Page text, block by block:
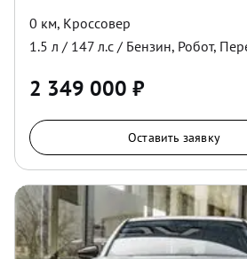
0 км, Кроссовер
1.5 л / 147 л.с / Бензин, Робот,
2 349 000 ₽
Оставить заявку